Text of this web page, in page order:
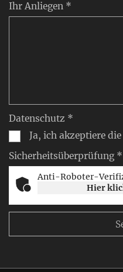
Ihr Anliegen *
Datenschutz *
Ja, ich akzeptiere
Sicherheitsüberprüfung *
Anti-Roboter-
Hier